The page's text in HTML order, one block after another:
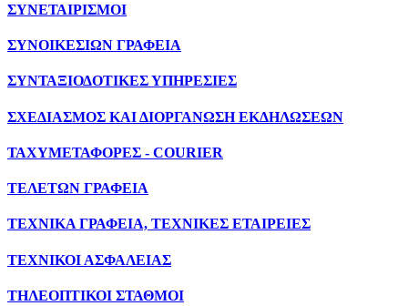
ΣΥΝΕΤΑΙΡΙΣΜΟΙ
ΣΥΝΟΙΚΕΣΙΩΝ ΓΡΑΦΕΙΑ
ΣΥΝΤΑΞΙΟΔΟΤΙΚΕΣ ΥΠΗΡΕΣΙΕΣ
ΣΧΕΔΙΑΣΜΟΣ ΚΑΙ ΔΙΟΡΓΑΝΩΣΗ ΕΚΔΗΛΩΣΕΩΝ
ΤΑΧΥΜΕΤΑΦΟΡΕΣ - COURIER
ΤΕΛΕΤΩΝ ΓΡΑΦΕΙΑ
ΤΕΧΝΙΚΑ ΓΡΑΦΕΙΑ, ΤΕΧΝΙΚΕΣ ΕΤΑΙΡΕΙΕΣ
ΤΕΧΝΙΚΟΙ ΑΣΦΑΛΕΙΑΣ
ΤΗΛΕΟΠΤΙΚΟΙ ΣΤΑΘΜΟΙ